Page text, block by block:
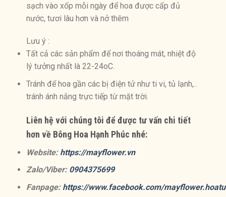
sạch vào xốp mỗi ngày để hoa được cấp đủ
nước, tươi lâu hơn và nở thêm
Lưu ý :
Tất cả các sản phẩm để nơi thoáng mát, nhiệt độ
lý tưởng nhất là 22-24oC.
Tránh để hoa gần các bị điện tử như ti vi, tủ lạnh,..
tránh ánh nắng trực tiếp từ mặt trời.
Liên hệ với chúng tôi để được tư vấn chi tiết
hơn về Bông Hoa Hạnh Phúc nhé:
Website: https://mayflower.vn
Zalo/Viber: 0904375699
Fanpage: https://www.facebook.com/